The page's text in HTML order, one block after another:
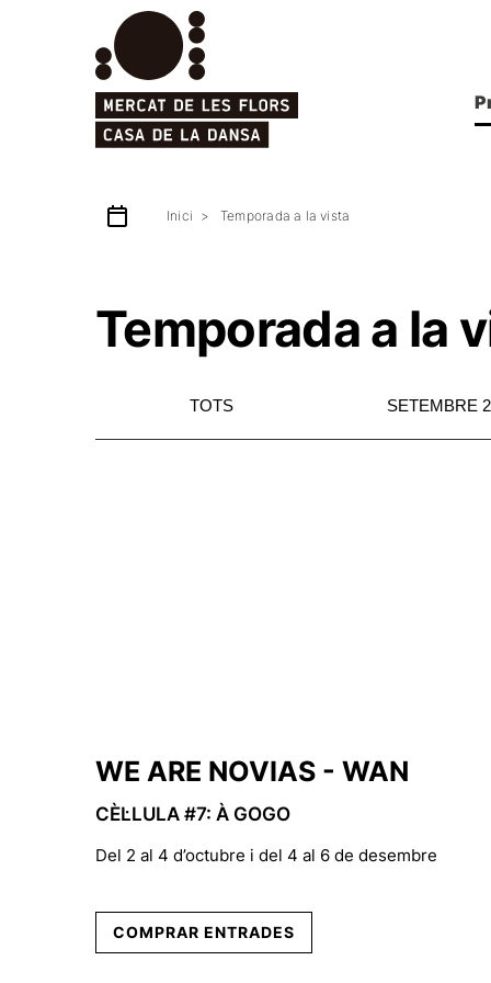
Inici Temporada a la vista
Temporada a la
TOTS SETEMBRE
WE ARE NOVIAS - WAN
CÈL·LULA #7: À GOGO
Del 2 al 4 d’octubre i del 4 al 6 de desembre
COMPRAR ENTRADES